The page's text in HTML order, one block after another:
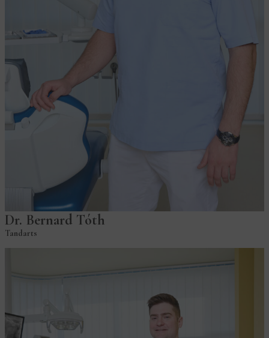
Dr. Bernard Tóth
Tandarts